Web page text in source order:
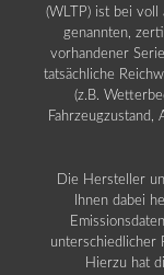
(WLTP) ist bei voll
genannten,
vorhandener
tatsächliche
(z.B.
Die Hersteller
Ihnen dabei
unterschiedlicher
Hierzu hat